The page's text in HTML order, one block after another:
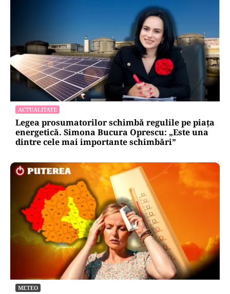
ACTUALITATE
Legea prosumatorilor schimbă regulile pe piața
energetică. Simona Bucura Oprescu: „Este una
dintre cele mai importante schimbări”
METEO